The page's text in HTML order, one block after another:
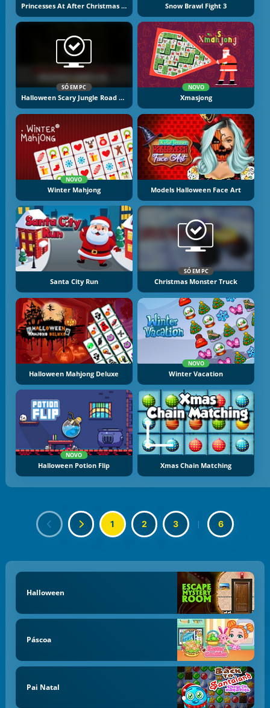
Princesses At After Christmas Sale Snow Brawl Fight 3
SÓ EM PC
Halloween Scary Jungle Road Drive
NOVO
Xmasjong
NOVO
Winter Mahjong Models Halloween Face Art
Santa City Run
SÓ EM PC
Christmas Monster Truck
Halloween Mahjong Deluxe
NOVO
Winter Vacation
NOVO
Halloween Potion Flip Xmas Chain Matching
1 2 3 | 6
Halloween
Páscoa
Pai Natal